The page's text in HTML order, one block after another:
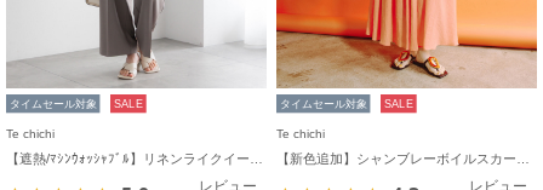
タイムセール対象 SALE
Te chichi
レビュー
タイムセール対象 SALE
Te chichi
レビュー